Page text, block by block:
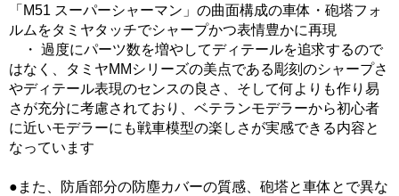
「M51 スーパーシャーマン」の曲面構成の車体・砲塔フォ
ルムをタミヤタッチでシャープかつ表情豊かに再現
・ 過度にパーツ数を増やしてディテールを追求するので
はなく、タミヤMMシリーズの美点である彫刻のシャープさ
やディテール表現のセンスの良さ、そして何よりも作り易
さが充分に考慮されており、ベテランモデラーから初心者
に近いモデラーにも戦車模型の楽しさが実感できる内容と
なっています
●また、防盾部分の防塵カバーの質感、砲塔と車体とで異な